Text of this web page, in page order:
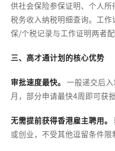
供社会保险参保证明、个人
税务收入纳税明细查询。工
保/个税记录与工作证明两者
三、高才通计划的核心优势
审批速度最快。
一般递交后
月，部分申请最快4周即可获批
无需提前获得香港雇主聘用。
或创业，不受其他逗留条件限